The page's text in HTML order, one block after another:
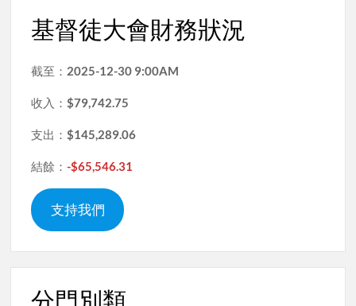
基督徒大會財務狀況
截至： 2025-12-30 9:00AM
收入：$79,742.75
支出：$145,289.06
結餘：-$65,546.31
支持我們